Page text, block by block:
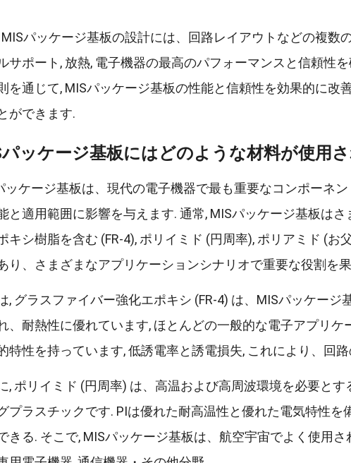
MISパッケージ基板の設計には、回路レイアウトなどの複数
サポート, 放熱, 電子機器の最高のパフォーマンスと信頼性
を通じて, MISパッケージ基板の性能と信頼性を効果的に改
ができます.
ッケージ基板にはどのような材料が使用
ッケージ基板は、現代の電子機器で最も重要なコンポーネ
と適用範囲に影響を与えます. 通常, MISパッケージ基板は
キシ樹脂を含む (FR-4), ポリイミド (円周率), ポリアミド (
り、さまざまなアプリケーションシナリオで重要な役割を
, グラスファイバー強化エポキシ (FR-4) は、MISパッケー
、耐熱性に優れています, ほとんどの一般的な電子アプリケ
特性を持っています, 低誘電率と誘電損失, これにより、回
, ポリイミド (円周率) は、高温および高周波環境を必要と
プラスチックです. PIは優れた耐高温性と優れた電気特性を
きる. そこで, MISパッケージ基板は、航空宇宙でよく使用